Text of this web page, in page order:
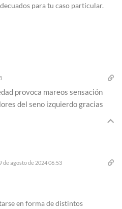
para tu caso particular.
provoca mareos sensación
del seno izquierdo gracias
9 de agosto de 2024 06:53
en forma de distintos